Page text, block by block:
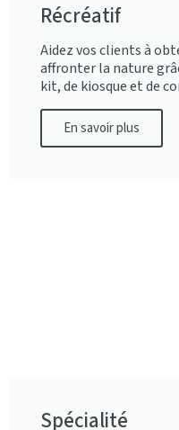
Récréatif
Aidez vos clients à
affronter la nature
kit, de kiosque et de
En savoir plus
Spécialité